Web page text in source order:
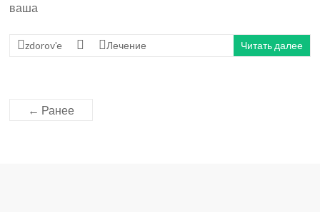
ваша
zdorov'e Лечение Читать далее
← Ранее